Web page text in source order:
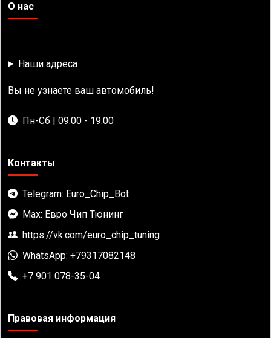
О нас
Наши адреса
Вы не узнаете ваш автомобиль!
Пн-Сб | 09:00 - 19:00
Контакты
Telegram: Euro_Chip_Bot
Max: Евро Чип Тюнинг
https://vk.com/euro_chip_tuning
WhatsApp: +79317082148
+7 901 078-35-04
Правовая информация